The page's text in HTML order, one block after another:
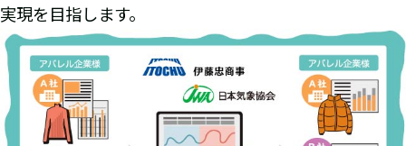
実現を目指します。